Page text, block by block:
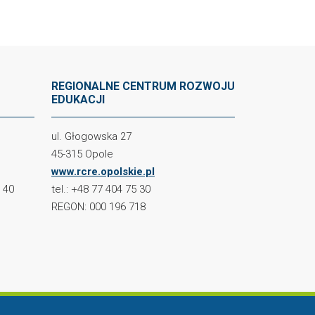
40
REGIONALNE CENTRUM ROZWOJU
EDUKACJI
ul. Głogowska 27
45-315 Opole
www.rcre.opolskie.pl
tel.: +48 77 404 75 30
REGON: 000 196 718